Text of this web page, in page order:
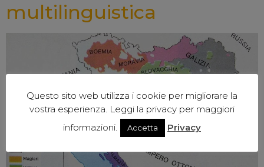
multilinguistica
Questo sito web utilizza i cookie per migliorare la
vostra esperienza. Leggi la privacy per maggiori
informazioni.
Accetta Privacy